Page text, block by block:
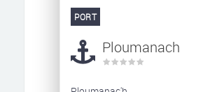
PORT
Ploumanach